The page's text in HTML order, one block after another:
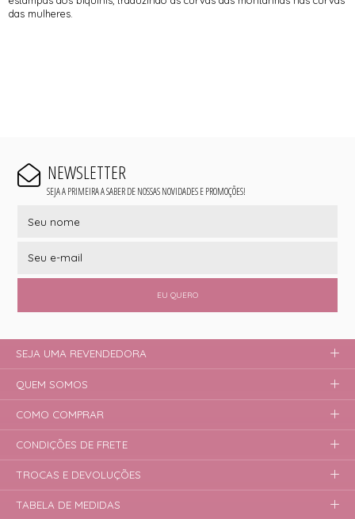
das mulheres.
NEWSLETTER
SEJA A PRIMEIRA A SABER DE NOSSAS NOVIDADES E PROMOÇÕES!
EU QUERO
SEJA UMA REVENDEDORA
QUEM SOMOS
COMO COMPRAR
CONDIÇÕES DE FRETE
TROCAS E DEVOLUÇÕES
TABELA DE MEDIDAS